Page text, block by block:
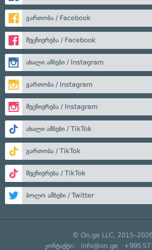
გართობა / Facebook
მეცნიერება / Facebook
ახალი ამბები / Instagram
გართობა / Instagram
მეცნიერება / Instagram
ახალი ამბები / TikTok
გართობა / TikTok
მეცნიერება / TikTok
ბოლო ამბები / Twitter
© On.ge LLC,
კონტაქტი: info@on.ge +995